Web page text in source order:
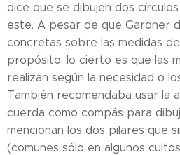
dice que se dibujen dos
este. A pesar de que Gardner
concretas sobre las medidas
propósito, lo cierto es que las
realizan según la necesidad o
También recomendaba usar la
cuerda como compás para
mencionan los dos pilares que
(comunes sólo en algunos